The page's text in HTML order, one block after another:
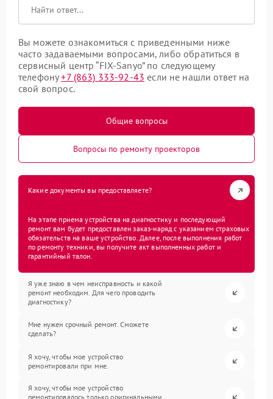
Вы можете ознакомиться с приведенными ниже
часто задаваемыми вопросами, либо обратиться в
сервисный центр “FIX-Sanyo” по следующему
телефону+7 (863) 333-92-43 если не нашли ответ на
свой вопрос.
Общие вопросы
Вопросы по ремонту проекторов
Какие документы вы предоставляете?
На этапе приема устройства на диагностику и последующий
ремонт вам будет предоставлен заказ-наряд с указанием страховых
обязательств на ваше устройство. Далее, после выполнения работ
по ремонту техники, вы получите акт выполненных работ и
гарантийный талон.
Я уже знаю в чем неисправность и какой
ремонт необходим. Для чего проводить
диагностику?
Мне нужен срочный ремонт. Сможете
сделать?
Я хочу, чтобы мое устройство
ремонтировали при мне.
Я хочу, чтобы мое устройство
ремонтировалось только оригинальными